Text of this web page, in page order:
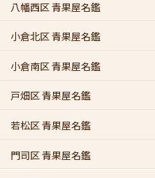
八幡西区 青果屋名鑑
小倉北区 青果屋名鑑
小倉南区 青果屋名鑑
戸畑区 青果屋名鑑
若松区 青果屋名鑑
門司区 青果屋名鑑